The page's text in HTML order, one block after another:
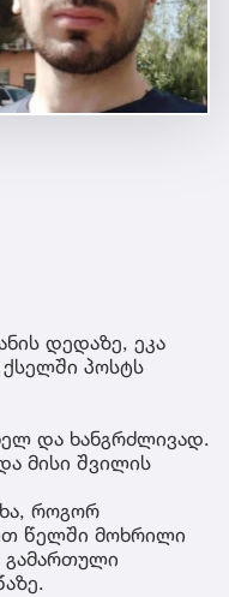
დედაზე, ეკა
ქსელში პოსტს
და ხანგრძლივად.
მისი შვილის
როგორ
წელში მოხრილი